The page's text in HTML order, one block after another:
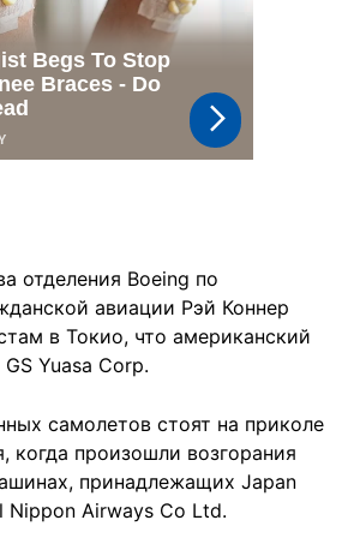
отделения Boeing по
авиации Рэй Коннер
в Токио, что американский
Yuasa Corp.
самолетов стоят на приколе
когда произошли возгорания
принадлежащих Japan
Nippon Airways Co Ltd.